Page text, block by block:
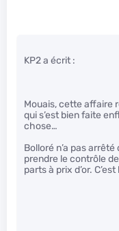
KP2 a écrit :
Mouais, cette affaire
qui s’est bien faite
chose…
Bolloré n’a pas
prendre le contrôle
parts à prix d’or.